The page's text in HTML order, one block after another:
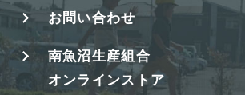
お問い合わせ
南魚沼生産組合
オンラインストア